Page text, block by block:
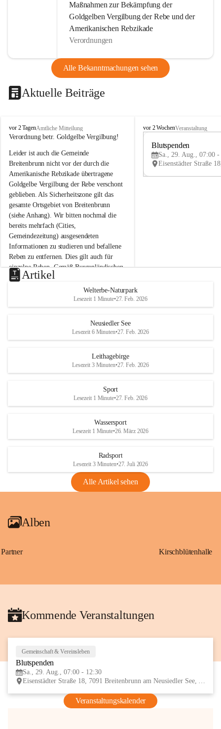
Maßnahmen zur Bekämpfung der
Goldgelben Vergilbung der Rebe und der
Amerikanischen Rebzikade
Verordnungen
Alle Bekanntmachungen sehen
Aktuelle Beiträge
B
r
i
t
e
n
b
r
u
n
n
a
m
N
e
u
s
d
S
vor 2 TagenAmtliche Mitteilung
Verordnung betr. Goldgelbe Vergilbung!
Leider ist auch die Gemeinde
Breitenbrunn nicht vor der durch die
Amerikanische Rebzikade übertragene
Goldgelbe Vergilbung der Rebe verschont
geblieben. Als Sicherheitszone gilt das
gesamte Ortsgebiet von Breitenbrunn
(siehe Anhang). Wir bitten nochmal die
bereits mehrfach (Cities,
Gemeindezeitung) ausgesendeten
Informationen zu studieren und befallene
Reben zu entfernen. Dies gilt auch für
einzelne Reben. Gemäß Burgenländischen
Weinbaugesetz sind nicht gepflegte oder
unzulässige Weingärten zu roden! Bitte
helfen wir zusammen um unsere Winzer
vor den prognostizierten Ernteausfällen
und den daraus folgenden wirtschaftlichen
Maßnahmen zur Bekämpfung
Rebe und der Amerikanischen
Anhang VBl. EU Nr. 18
1 Seite•1,4 MB
VBl. EU Nr. 18_2026
B
e
u
e
d
r
S
vor 2 WochenVeranstaltung
Blutspenden
Sa., 29. Aug., 07:00 -
Artikel
Welterbe-Naturpark
Lesezeit 1 Minute•27. Feb. 2026
Neusiedler See
Lesezeit 6 Minuten•27. Feb. 2026
Leithagebirge
Lesezeit 3 Minuten•27. Feb. 2026
Sport
Lesezeit 1 Minute•27. Feb. 2026
Wassersport
Lesezeit 1 Minute•26. März 2026
Radsport
Lesezeit 3 Minuten•27. Juli 2026
Alle Artikel sehen
Alben
Partner Kirschblütenhalle
Kommende Veranstaltungen
Gemeinschaft & Vereinsleben
Blutspenden
Sa., 29. Aug., 07:00 - 12:30
Eisenstädter Straße 18, 7091 Breitenbrunn am Neusiedler See, AUT
Veranstaltungskalender